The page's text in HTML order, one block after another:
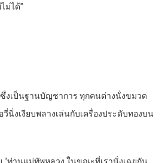
ม่ได้”
งเป็นฐานบัญชาการ ทุกคนต่างนั่งขมวด
นิ่งเงียบพลางเล่นกับเครื่องประดับทองบน